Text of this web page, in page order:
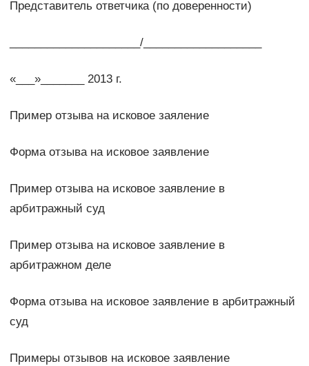
Представитель ответчика (по доверенности)
_____________________/___________________
«___»_______ 2013 г.
Пример отзыва на исковое заяление
Форма отзыва на исковое заявление
Пример отзыва на исковое заявление в
арбитражный суд
Пример отзыва на исковое заявление в
арбитражном деле
Форма отзыва на исковое заявление в арбитражный
суд
Примеры отзывов на исковое заявление